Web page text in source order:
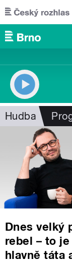
Přejít k hlavnímu
Hudba
Dnes velký
rebel – to
hlavně táta